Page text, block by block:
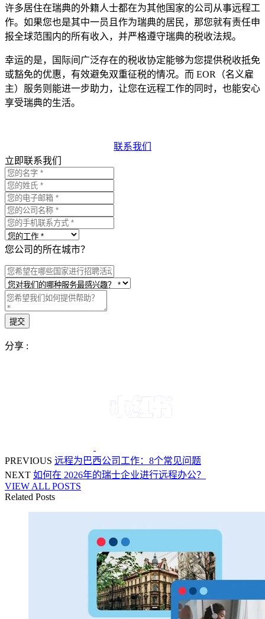
许多居住在瑞典的外籍人士都在为其他国家的公司从事远程工
作。如果您也是其中一员且作为瑞典的居民，那您就有责任申
报全球范围内的所有收入，并严格遵守瑞典的税收法规。
幸运的是，国际间广泛存在的税收协定能够为您提供税收抵免
或豁免的优惠，有效避免双重征税的情况。而 EOR（名义雇
主）服务则能进一步助力，让您在远程工作的同时，也能安心
享受瑞典的生活。
联系我们
立即联系我们
您公司的所在城市？
分享 :
PREVIOUS 远程为巴西公司工作：8个常见问题
NEXT 如何在 2026年的瑞士企业进行远程办公？
VIEW ALL POSTS
Related Posts